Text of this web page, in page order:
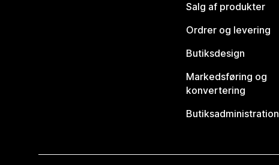
Salg af produkter
Ordrer og levering
Butiksdesign
Markedsføring og
konvertering
Butiksadministration